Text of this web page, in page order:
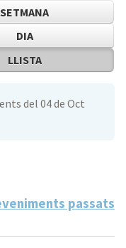
SETMANA
DIA
LLISTA
del 04 de Oct
passats